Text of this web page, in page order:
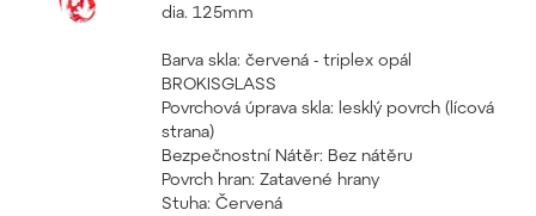
dia. 125mm
Barva skla: červená - triplex opál
BROKISGLASS
Povrchová úprava skla: lesklý povrch (lícová
strana)
Bezpečnostní Nátěr: Bez nátěru
Povrch hran: Zatavené hrany
Stuha: Červená